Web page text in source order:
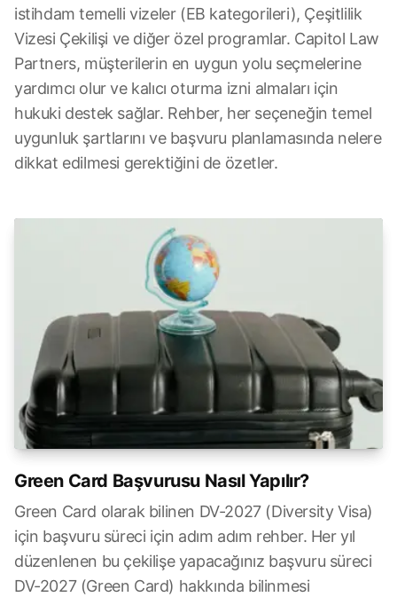
istihdam temelli vizeler (EB kategorileri), Çeşitlilik
Vizesi Çekilişi ve diğer özel programlar. Capitol Law
Partners, müşterilerin en uygun yolu seçmelerine
yardımcı olur ve kalıcı oturma izni almaları için
hukuki destek sağlar. Rehber, her seçeneğin temel
uygunluk şartlarını ve başvuru planlamasında nelere
dikkat edilmesi gerektiğini de özetler.
Green Card Başvurusu Nasıl Yapılır?
Green Card olarak bilinen DV-2027 (Diversity Visa)
için başvuru süreci için adım adım rehber. Her yıl
düzenlenen bu çekilişe yapacağınız başvuru süreci
DV-2027 (Green Card) hakkında bilinmesi